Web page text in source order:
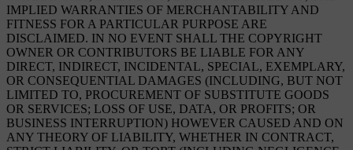
IMPLIED WARRANTIES OF MERCHANTABILITY AND
FITNESS FOR A PARTICULAR PURPOSE ARE
DISCLAIMED. IN NO EVENT SHALL THE COPYRIGHT
OWNER OR CONTRIBUTORS BE LIABLE FOR ANY
DIRECT, INDIRECT, INCIDENTAL, SPECIAL, EXEMPLARY,
OR CONSEQUENTIAL DAMAGES (INCLUDING, BUT NOT
LIMITED TO, PROCUREMENT OF SUBSTITUTE GOODS
OR SERVICES; LOSS OF USE, DATA, OR PROFITS; OR
BUSINESS INTERRUPTION) HOWEVER CAUSED AND ON
ANY THEORY OF LIABILITY, WHETHER IN CONTRACT,